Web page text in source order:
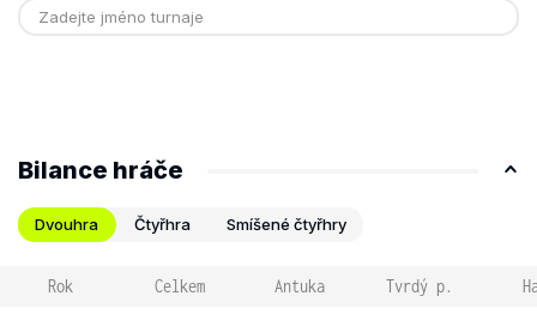
Bilance hráče
Dvouhra Čtyřhra Smíšené čtyřhry
Rok Celkem Antuka Tvrdý p.